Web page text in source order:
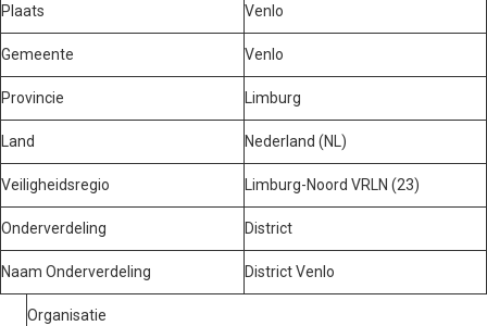
Plaats Venlo
Gemeente Venlo
Provincie Limburg
Land Nederland (NL)
Veiligheidsregio Limburg-Noord VRLN (23)
Onderverdeling District
Naam Onderverdeling District Venlo
Organisatie